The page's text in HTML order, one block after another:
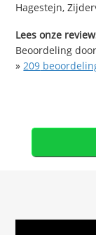
Hagestejn,
Lees onze
Beoordeling
»209